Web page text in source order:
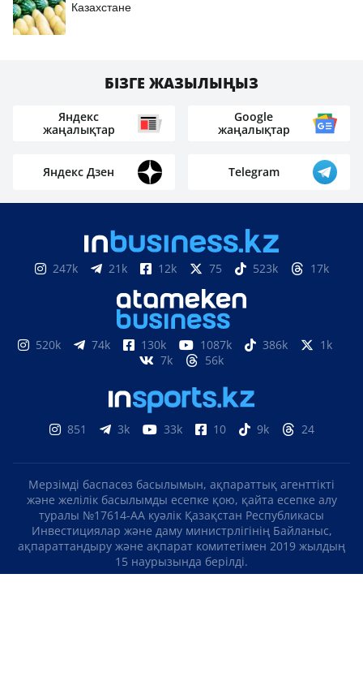
Казахстане
БІЗГЕ ЖАЗЫЛЫҢЫЗ
Яндекс
жаңалықтар
Google
жаңалықтар
Яндекс Дзен Telegram
247k 21k 12k 75 523k 17k
520k 74k 130k 1087k 386k
1k
7k
56k
851 3k 33k 10 9k 24
Мерзімді баспасөз басылымын, ақпараттық агенттікті
және желілік басылымды есепке қою, қайта есепке алу
туралы №17614-АА куәлік Қазақстан Республикасы
Инвестициялар және даму министрлігінің Байланыс,
ақпараттандыру және ақпарат комитетімен 2019 жылдың
15 наурызында берілді.